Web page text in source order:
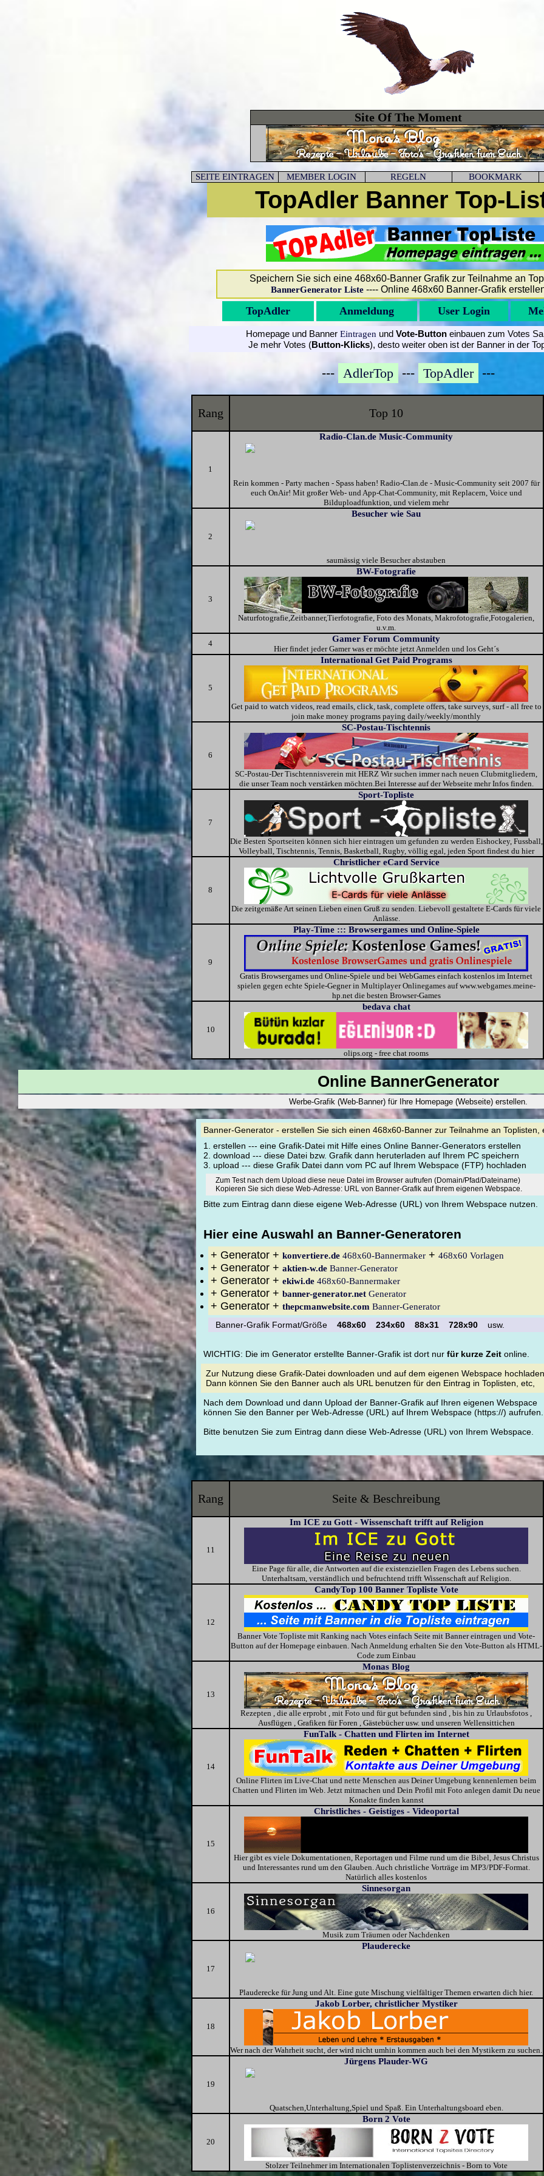
Site Of The Moment
SEITE EINTRAGEN MEMBER LOGIN REGELN BOOKMARK
TopAdler Banner Top-
Speichern Sie sich eine 468x60-Banner Grafik zur Teilnahme an
BannerGenerator Liste---- Online 468x60 Banner-Grafik
TopAdler Anmeldung User Login
Homepage und Banner Eintragen und Vote-Buttoneinbauen zum Votes
Je mehr Votes (Button-Klicks), desto weiter oben ist der Banner in der
--- AdlerTop --- TopAdler ---
Rang Top 10
1
Radio-Clan.de Music-Community
Rein kommen - Party machen - Spass haben! Radio-Clan.de - Music-Community seit 2007 für
euch OnAir! Mit großer Web- und App-Chat-Community, mit Replacern, Voice und
Bilduploadfunktion, und vielem mehr
2
Besucher wie Sau
saumässig viele Besucher abstauben
3
BW-Fotografie
Naturfotografie,Zeitbanner,Tierfotografie, Foto des Monats, Makrofotografie,Fotogalerien,
u.v.m.
4
Gamer Forum Community
Hier findet jeder Gamer was er möchte jetzt Anmelden und los Geht´s
5
International Get Paid Programs
Get paid to watch videos, read emails, click, task, complete offers, take surveys, surf - all free to
join make money programs paying daily/weekly/monthly
6
SC-Postau-Tischtennis
SC-Postau-Der Tischtennisverein mit HERZ Wir suchen immer nach neuen Clubmitgliedern,
die unser Team noch verstärken möchten.Bei Interesse auf der Webseite mehr Infos finden.
7
Sport-Topliste
Die Besten Sportseiten können sich hier eintragen um gefunden zu werden Eishockey, Fussball,
Volleyball, Tischtennis, Tennis, Basketball, Rugby, völlig egal, jeden Sport findest du hier
8
Christlicher eCard Service
Die zeitgemäße Art seinen Lieben einen Gruß zu senden. Liebevoll gestaltete E-Cards für viele
Anlässe.
9
Play-Time ::: Browsergames und Online-Spiele
Gratis Browsergames und Online-Spiele und bei WebGames einfach kostenlos im Internet
spielen gegen echte Spiele-Gegner in Multiplayer Onlinegames auf www.webgames.meine-
hp.net die besten Browser-Games
10
bedava chat
olips.org - free chat rooms
Online BannerGenerator
Werbe-Grafik (Web-Banner) für Ihre Homepage (Webseite) erstellen.
Banner-Generator - erstellen Sie sich einen 468x60-Banner zur Teilnahme an Toplisten,
1. erstellen --- eine Grafik-Datei mit Hilfe eines Online Banner-Generators erstellen
2. download --- diese Datei bzw. Grafik dann heruterladen auf Ihrem PC speichern
3. upload --- diese Grafik Datei dann vom PC auf Ihrem Webspace (FTP) hochladen
Zum Test nach dem Upload diese neue Datei im Browser aufrufen (Domain/Pfad/Dateiname)
Kopieren Sie sich diese Web-Adresse: URL von Banner-Grafik auf Ihrem eigenen Webspace.
Bitte zum Eintrag dann diese eigene Web-Adresse (URL) von Ihrem Webspace nutzen.
Hier eine Auswahl an Banner-Generatoren
+ Generator + konvertiere.de 468x60-Bannermaker + 468x60 Vorlagen
+ Generator + aktien-w.de Banner-Generator
+ Generator + ekiwi.de 468x60-Bannermaker
+ Generator + banner-generator.net Generator
+ Generator + thepcmanwebsite.com Banner-Generator
Banner-Grafik Format/Größe 468x60 234x60 88x31 728x90 usw.
WICHTIG: Die im Generator erstellte Banner-Grafik ist dort nur für kurze Zeit online.
Zur Nutzung diese Grafik-Datei downloaden und auf dem eigenen Webspace
Dann können Sie den Banner auch als URL benutzen für den Eintrag in Toplisten, etc,
Nach dem Download und dann Upload der Banner-Grafik auf Ihren eigenen Webspace
können Sie den Banner per Web-Adresse (URL) auf Ihrem Webspace (https://) aufrufen.
Bitte benutzen Sie zum Eintrag dann diese Web-Adresse (URL) von Ihrem Webspace.
Rang Seite & Beschreibung
11
Im ICE zu Gott - Wissenschaft trifft auf Religion
Eine Page für alle, die Antworten auf die existenziellen Fragen des Lebens suchen.
Unterhaltsam, verständlich und befruchtend trifft Wissenschaft auf Religion.
12
CandyTop 100 Banner Topliste Vote
Banner Vote Topliste mit Ranking nach Votes einfach Seite mit Banner eintragen und Vote-
Button auf der Homepage einbauen. Nach Anmeldung erhalten Sie den Vote-Button als HTML-
Code zum Einbau
13
Monas Blog
Rezepten , die alle erprobt , mit Foto und für gut befunden sind , bis hin zu Urlaubsfotos ,
Ausflügen , Grafiken für Foren , Gästebücher usw. und unseren Wellensittichen
14
FunTalk - Chatten und Flirten im Internet
Online Flirten im Live-Chat und nette Menschen aus Deiner Umgebung kennenlernen beim
Chatten und Flirten im Web. Jetzt mitmachen und Dein Profil mit Foto anlegen damit Du neue
Konakte finden kannst
15
Christliches - Geistiges - Videoportal
Hier gibt es viele Dokumentationen, Reportagen und Filme rund um die Bibel, Jesus Christus
und Interessantes rund um den Glauben. Auch christliche Vorträge im MP3/PDF-Format.
Natürlich alles kostenlos
16
Sinnesorgan
Musik zum Träumen oder Nachdenken
17
Plauderecke
Plauderecke für Jung und Alt. Eine gute Mischung vielfältiger Themen erwarten dich hier.
18
Jakob Lorber, christlicher Mystiker
Wer nach der Wahrheit sucht, der wird nicht umhin kommen auch bei den Mystikern zu suchen.
19
Jürgens Plauder-WG
Quatschen,Unterhaltung,Spiel und Spaß. Ein Unterhaltungsboard eben.
20
Born 2 Vote
Stolzer Teilnehmer im Internationalen Toplistenverzeichnis - Born to Vote